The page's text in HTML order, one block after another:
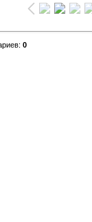
: 0